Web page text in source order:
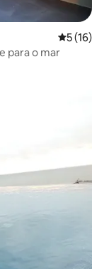
5 de uma
5 (16)
para o mar